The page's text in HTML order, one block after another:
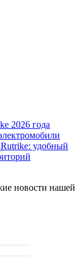
2026 года
удобный
новости нашей